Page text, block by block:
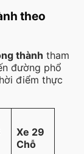
theo
thành tham
đường phổ
điểm thực
Xe 29
Chỗ